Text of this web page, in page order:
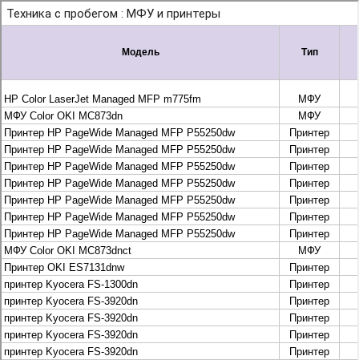
Рассчитать и заказать
Рассчитать и заказать
О компании
История Леком
Производители
Леком
Pantum
UTINET
G&G
ГК “Катюша”
Высокопроизводительные копиры DEVELOP
МФУ, копиры и принтеры KYOCERA
Принтеры и МФУ и факсы Brother
Плоттеры и МФУ Oce
Плоттеры и МФУ Oce